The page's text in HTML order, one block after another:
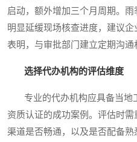
启动，额外增加三个月周期。
明显延缓现场核查进度，建议
表明，与审批部门建立定期沟通
选择代办机构的评估维度
专业的代办机构应具备当地
资质认证的成功案例。评估时
渠道是否畅通，以及是否配备